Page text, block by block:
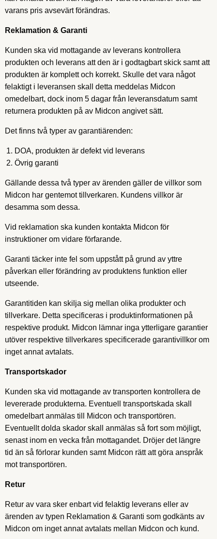
varans pris avsevärt förändras.
Reklamation & Garanti
Kunden ska vid mottagande av leverans kontrollera
produkten och leverans att den är i godtagbart skick samt att
produkten är komplett och korrekt. Skulle det vara något
felaktigt i leveransen skall detta meddelas Midcon
omedelbart, dock inom 5 dagar från leveransdatum samt
returnera produkten på av Midcon angivet sätt.
Det finns två typer av garantiärenden:
DOA, produkten är defekt vid leverans
Övrig garanti
Gällande dessa två typer av ärenden gäller de villkor som
Midcon har gentemot tillverkaren. Kundens villkor är
desamma som dessa.
Vid reklamation ska kunden kontakta Midcon för
instruktioner om vidare förfarande.
Garanti täcker inte fel som uppstått på grund av yttre
påverkan eller förändring av produktens funktion eller
utseende.
Garantitiden kan skilja sig mellan olika produkter och
tillverkare. Detta specificeras i produktinformationen på
respektive produkt. Midcon lämnar inga ytterligare garantier
utöver respektive tillverkares specificerade garantivillkor om
inget annat avtalats.
Transportskador
Kunden ska vid mottagande av transporten kontrollera de
levererade produkterna. Eventuell transportskada skall
omedelbart anmälas till Midcon och transportören.
Eventuellt dolda skador skall anmälas så fort som möjligt,
senast inom en vecka från mottagandet. Dröjer det längre
tid än så förlorar kunden samt Midcon rätt att göra anspråk
mot transportören.
Retur
Retur av vara sker enbart vid felaktig leverans eller av
ärenden av typen Reklamation & Garanti som godkänts av
Midcon om inget annat avtalats mellan Midcon och kund.